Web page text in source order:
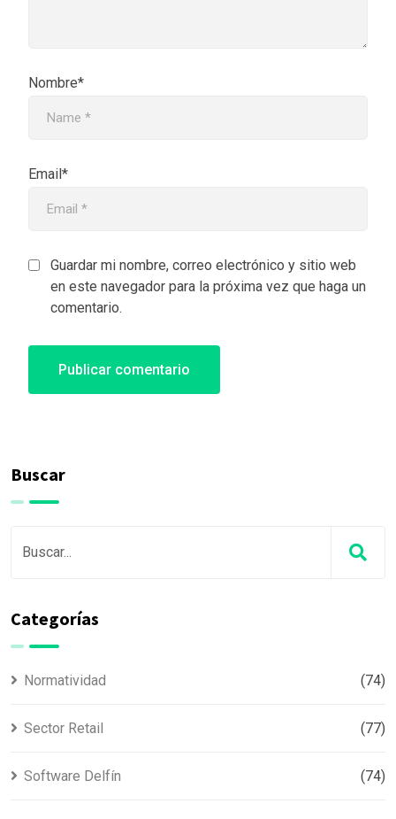
Nombre*
Email*
Guardar mi nombre, correo electrónico y sitio web
en este navegador para la próxima vez que haga un
comentario.
Buscar
Categorías
Normatividad (74)
Sector Retail (77)
Software Delfín (74)